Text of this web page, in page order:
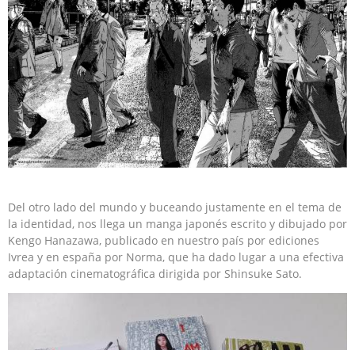
Del otro lado del mundo y buceando justamente en el tema de
la identidad, nos llega un manga japonés escrito y dibujado por
Kengo Hanazawa, publicado en nuestro país por ediciones
Ivrea y en españa por Norma, que ha dado lugar a una efectiva
adaptación cinematográfica dirigida por Shinsuke Sato.